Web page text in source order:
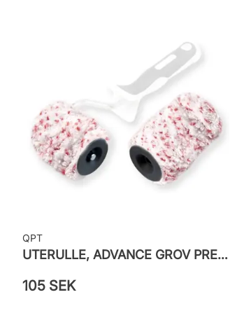
QPT
UTERULLE, ADVANCE GROV PRETEX
105 SEK